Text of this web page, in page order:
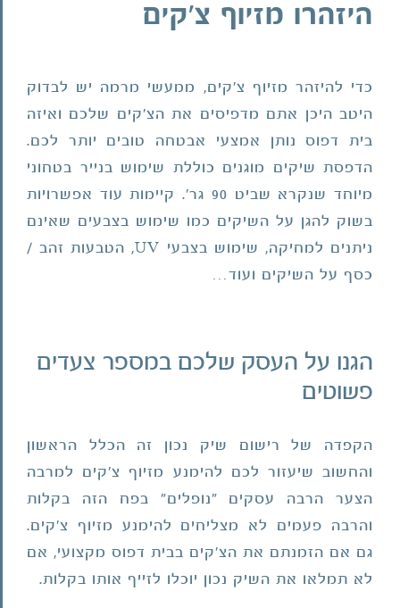
היזהרו מזיוף צ'קים
כדי להיזהר מזיוף צ'קים, ממעשי מרמה יש לבדוק
היטב היכן אתם מדפיסים את הצ'קים שלכם ואיזה
בית דפוס נותן אמצעי אבטחה טובים יותר לכם.
הדפסת שיקים מוגנים כוללת שימוש בנייר בטחוני
מיוחד שנקרא שביט 90 גר'. קיימות עוד אפשרויות
בשוק להגן על השיקים כמו שימוש בצבעים שאינם
ניתנים למחיקה, שימוש בצבעי UV, הטבעות זהב /
כסף על השיקים ועוד…
הגנו על העסק שלכם במספר צעדים
פשוטים
הקפדה של רישום שיק נכון זה הכלל הראשון
והחשוב שיעזור לכם להימנע מזיוף צ'קים למרבה
הצער הרבה עסקים "נופלים" בפח הזה בקלות
והרבה פעמים לא מצליחים להימנע מזיוף צ'קים.
גם אם הזמנתם את הצ'קים בבית דפוס מקצועי, אם
לא תמלאו את השיק נכון יוכלו לזייף אותו בקלות.